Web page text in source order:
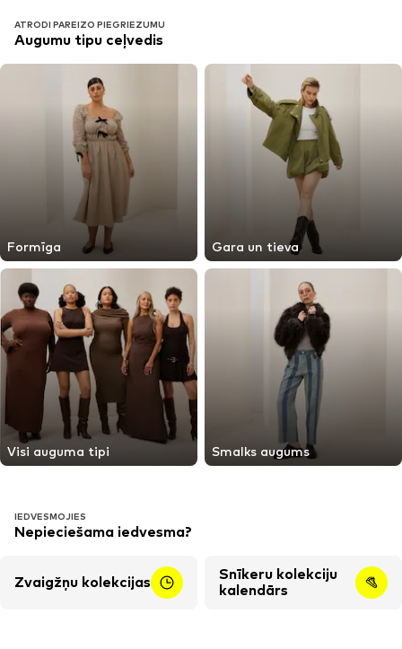
ATRODI PAREIZO PIEGRIEZUMU
Augumu tipu ceļvedis
Formīga Gara un tieva
Visi auguma tipi Smalks augums
IEDVESMOJIES
Nepieciešama iedvesma?
Zvaigžņu kolekcijas
Snīkeru kolekciju
kalendārs